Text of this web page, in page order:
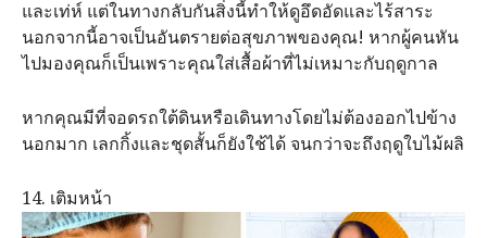
และเท่ห์ แต่ในทางกลับกันสิ่งนี้ทำให้ดูอึดอัดและไร้สาระ
นอกจากนี้อาจเป็นอันตรายต่อสุขภาพของคุณ! หากผู้คนหัน
ไปมองคุณก็เป็นเพราะคุณใส่เสื้อผ้าที่ไม่เหมาะกับฤดูกาล
หากคุณมีที่จอดรถใต้ดินหรือเดินทางโดยไม่ต้องออกไปข้าง
นอกมาก​ เลกกิ้งและชุดสั้นก็ยังใช้ได้​ จนกว่าจะถึงฤดูใบไม้ผลิ
14. เติมหน้า